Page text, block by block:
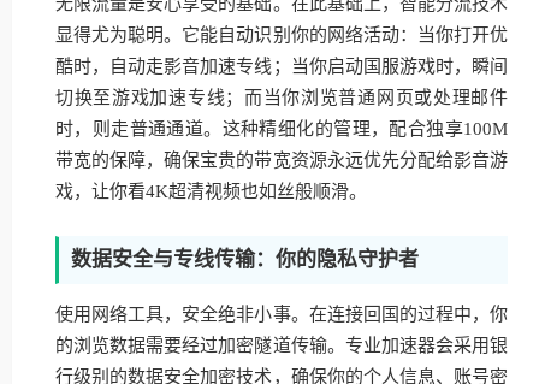
显得尤为聪明。它能自动识别你的网络活动：当你打开优
酷时，自动走影音加速专线；当你启动国服游戏时，瞬间
切换至游戏加速专线；而当你浏览普通网页或处理邮件
时，则走普通通道。这种精细化的管理，配合独享100M
带宽的保障，确保宝贵的带宽资源永远优先分配给影音游
戏，让你看4K超清视频也如丝般顺滑。
数据安全与专线传输：你的隐私守护者
使用网络工具，安全绝非小事。在连接回国的过程中，你
的浏览数据需要经过加密隧道传输。专业加速器会采用银
行级别的数据安全加密技术，确保你的个人信息、账号密